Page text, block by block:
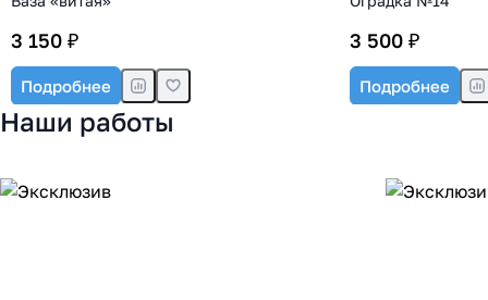
3 150 ₽
Подробнее
3 500 ₽
Подробнее
Наши работы